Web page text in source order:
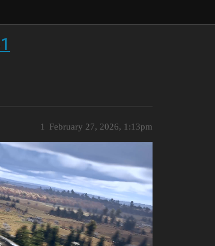
February 27, 2026, 1:13pm
1